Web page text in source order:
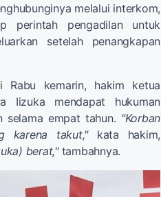
melalui interkom,
perintah pengadilan untuk
setelah penangkapan
kemarin, hakim ketua
Iizuka mendapat hukuman
selama empat tahun. "Korban
karena takut,"kata hakim,
berat,"tambahnya.